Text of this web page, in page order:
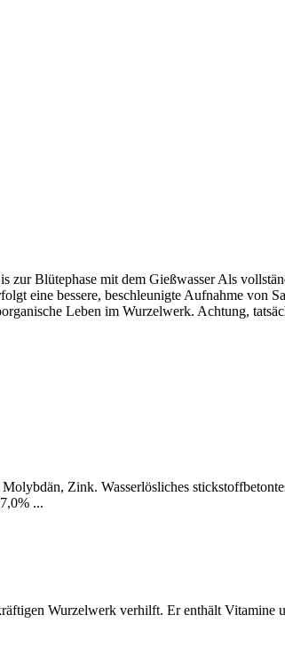
Blütephase mit dem Gießwasser Als
eine bessere, beschleunigte Aufnahme von
Leben im Wurzelwerk. Achtung,
Zink. Wasserlösliches
...
Wurzelwerk verhilft. Er enthält